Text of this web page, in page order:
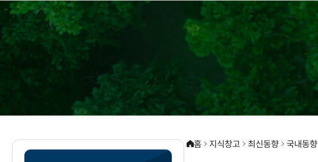
홈 지식창고 최신동향 국내동향